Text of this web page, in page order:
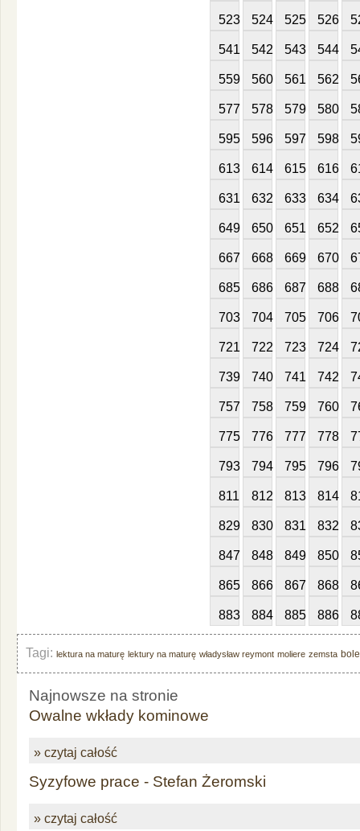
523 524 525 526
541 542 543 544
559 560 561 562
577 578 579 580
595 596 597 598
613 614 615 616
631 632 633 634
649 650 651 652
667 668 669 670
685 686 687 688
703 704 705 706
721 722 723 724
739 740 741 742
757 758 759 760
775 776 777 778
793 794 795 796
811 812 813 814
829 830 831 832
847 848 849 850
865 866 867 868
883 884 885 886
Tagi: lektura na maturę lektury na maturę władysław reymont moliere zemsta
Najnowsze na stronie
Owalne wkłady kominowe
» czytaj całość
Syzyfowe prace - Stefan Żeromski
» czytaj całość